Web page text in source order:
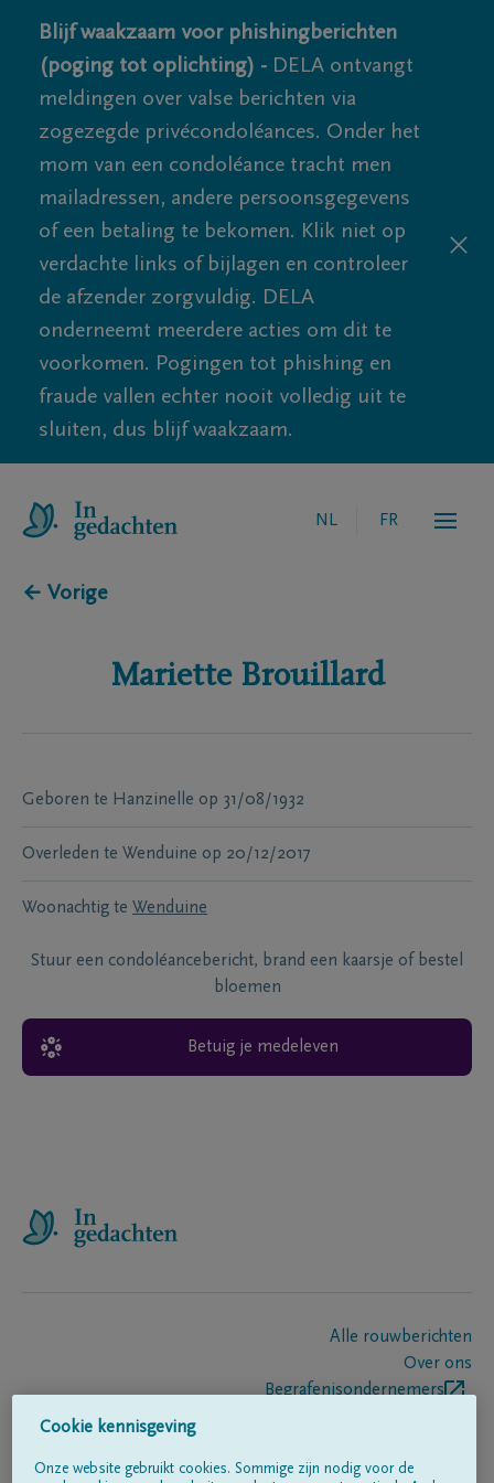
Blijf waakzaam voor phishingberichten
(poging tot oplichting) - DELA ontvangt
meldingen over valse berichten via
zogezegde privécondoléances. Onder het
mom van een condoléance tracht men
mailadressen, andere persoonsgegevens
of een betaling te bekomen. Klik niet op
verdachte links of bijlagen en controleer
de afzender zorgvuldig. DELA
onderneemt meerdere acties om dit te
voorkomen. Pogingen tot phishing en
fraude vallen echter nooit volledig uit te
sluiten, dus blijf waakzaam.
NL FR
← Vorige
Mariette Brouillard
Geboren te Hanzinelle op 31/08/1932
Overleden te Wenduine op 20/12/2017
Woonachtig te Wenduine
Stuur een condoléancebericht, brand een kaarsje of bestel
bloemen
Betuig je medeleven
Alle rouwberichten
Over ons
Begrafenisondernemers
Cookie kennisgeving
Onze website gebruikt cookies. Sommige zijn nodig voor de